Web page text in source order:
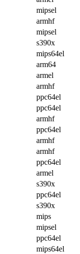
mipsel
armhf
mipsel
s390x
mips64el
arm64
armel
armhf
ppc64el
ppc64el
armhf
ppc64el
armhf
armhf
ppc64el
armel
s390x
ppc64el
s390x
mips
mipsel
ppc64el
mips64el